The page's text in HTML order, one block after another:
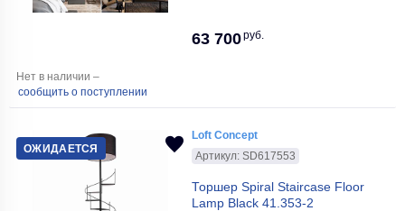
63 700руб.
Нет в наличии –
сообщить о поступлении
ОЖИДАЕТСЯ
Loft Concept
Артикул: SD617553
Торшер Spiral Staircase Floor
Lamp Black 41.353-2